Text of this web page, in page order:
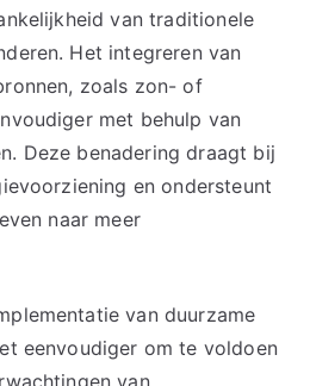
van traditionele
Het integreren van
zoals zon- of
met behulp van
Deze benadering draagt bij
en ondersteunt
naar meer
van duurzame
eenvoudiger om te voldoen